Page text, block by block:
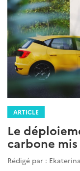
ARTICLE
Le
carbone mis
Rédigé par :